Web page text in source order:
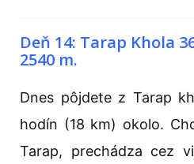
Deň 14: Tarap Khola
2540 m.
Dnes pôjdete z Tarap
hodín (18 km) okolo.
Tarap, prechádza cez